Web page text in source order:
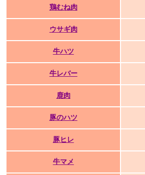
鶏むね肉
ウサギ肉
牛ハツ
牛レバー
鹿肉
豚のハツ
豚ヒレ
牛マメ